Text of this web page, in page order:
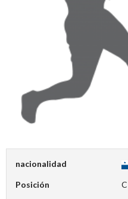
nacionalidad
Posición C